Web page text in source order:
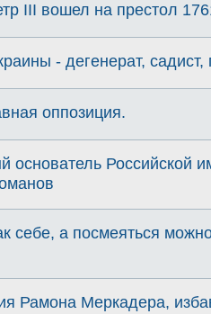
III вошел на престол
- дегенерат, садист,
оппозиция.
Российской
себе, а посмеяться
Рамона Меркадера,